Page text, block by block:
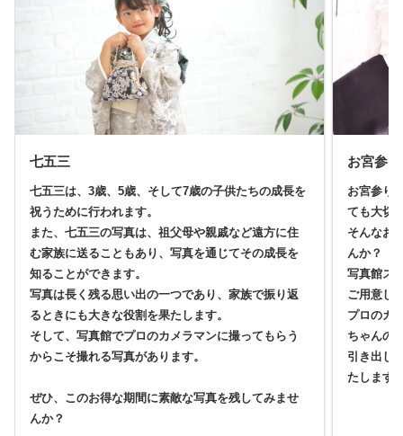
七五三
七五三は、3歳、5歳、そして7歳の子供たちの成長を
祝うために行われます。
また、七五三の写真は、祖父母や親戚など遠方に住
む家族に送ることもあり、写真を通じてその成長を
知ることができます。
写真は長く残る思い出の一つであり、家族で振り返
るときにも大きな役割を果たします。
そして、写真館でプロのカメラマンに撮ってもらう
からこそ撮れる写真があります。
ぜひ、このお得な期間に素敵な写真を残してみませ
んか？
お宮参り
お宮参り
ても大切
そんなお
んか？
写真館ス
ご用意し
プロのカ
ちゃんの
引き出し
たします